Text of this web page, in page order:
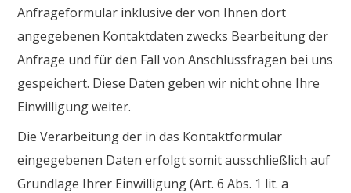
Anfrageformular inklusive der von Ihnen dort
angegebenen Kontaktdaten zwecks Bearbeitung der
Anfrage und für den Fall von Anschlussfragen bei uns
gespeichert. Diese Daten geben wir nicht ohne Ihre
Einwilligung weiter.
Die Verarbeitung der in das Kontaktformular
eingegebenen Daten erfolgt somit ausschließlich auf
Grundlage Ihrer Einwilligung (Art. 6 Abs. 1 lit. a